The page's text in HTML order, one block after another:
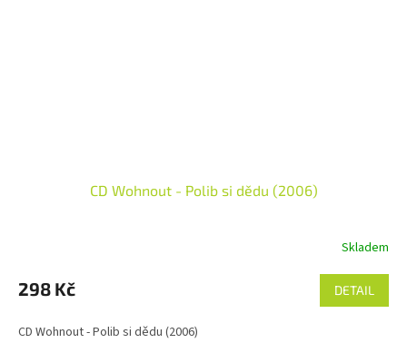
CD Wohnout - Polib si dědu (2006)
Skladem
298 Kč DETAIL
CD Wohnout - Polib si dědu (2006)